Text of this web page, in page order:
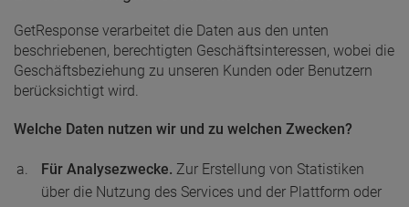
GetResponse verarbeitet die Daten aus den unten
beschriebenen, berechtigten Geschäftsinteressen, wobei die
Geschäftsbeziehung zu unseren Kunden oder Benutzern
berücksichtigt wird.
Welche Daten nutzen wir und zu welchen Zwecken?
Für Analysezwecke. Zur Erstellung von Statistiken
über die Nutzung des Services und der Plattform oder